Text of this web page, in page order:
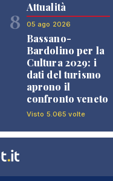
8
Attualità
05 ago 2026
Bassano-
Bardolino per la
Cultura 2029: i
dati del turismo
aprono il
confronto veneto
Visto 5.065 volte